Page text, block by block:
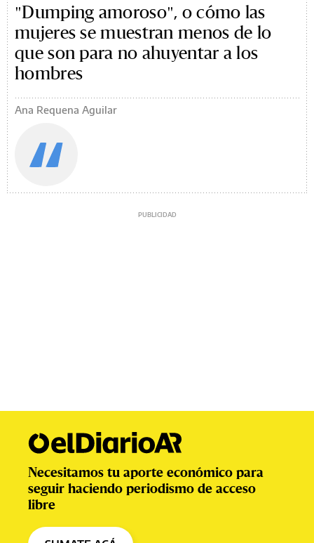
"Dumping amoroso", o cómo las
mujeres se muestran menos de lo
que son para no ahuyentar a los
hombres
Ana Requena Aguilar
Necesitamos tu aporte económico para
seguir haciendo periodismo de acceso
libre